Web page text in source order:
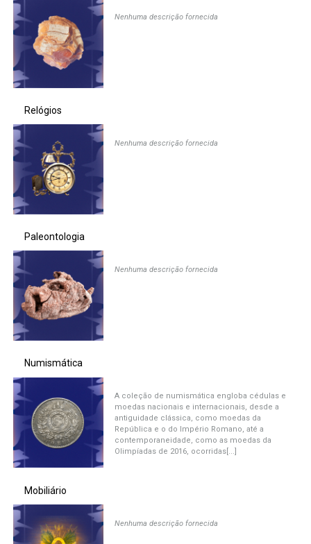
Ministério da Saúde
Ministério de Minas e Energia
Ministério da Ciência, Tecnologia, Inovações e Comunicações
Ministério do Meio Ambiente
Ministério do Turismo
Ministério do Desenvolvimento Regional
Ministério da Mulher, da Família e dos Direitos Humanos
Secretaria-Geral
Secretaria de Governo
Gabinete de Segurança Institucional
Advocacia-Geral da União
Banco Central do Brasil
Planalto
Nenhuma descrição fornecida
Relógios
Nenhuma descrição fornecida
Paleontologia
Nenhuma descrição fornecida
Numismática
A coleção de numismática engloba cédulas e
moedas nacionais e internacionais, desde a
antiguidade clássica, como moedas da
República e o do Império Romano, até a
contemporaneidade, como as moedas da
Olimpíadas de 2016, ocorridas[...]
Mobiliário
Nenhuma descrição fornecida